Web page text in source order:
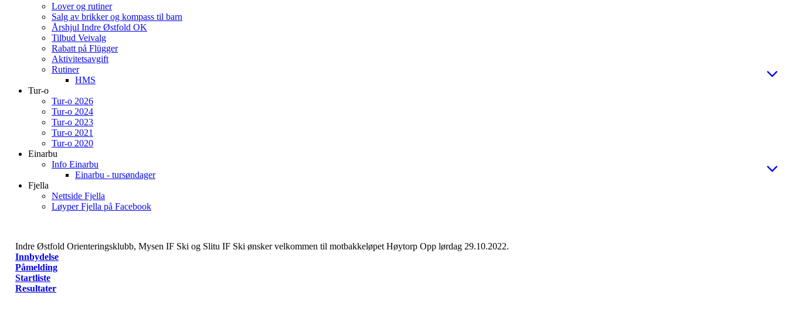
Lover og rutiner
Salg av brikker og kompass til barn
Årshjul Indre Østfold OK
Tilbud Veivalg
Rabatt på Flügger
Aktivitetsavgift
Rutiner
HMS
Tur-o
Tur-o 2026
Tur-o 2024
Tur-o 2023
Tur-o 2021
Tur-o 2020
Einarbu
Info Einarbu
Einarbu - tursøndager
Fjella
Nettside Fjella
Løyper Fjella på Facebook
Indre Østfold Orienteringsklubb, Mysen IF Ski og Slitu IF Ski ønsker velkommen til motbakkeløpet Høytorp Opp lørdag 29.10.2022.
Innbydelse
Påmelding
Startliste
Resultater